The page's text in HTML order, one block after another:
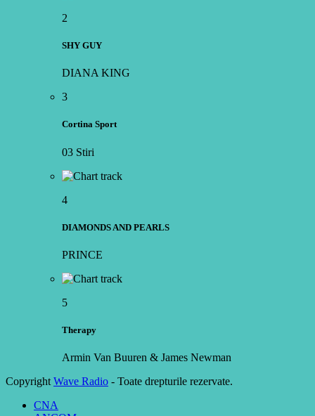
2
SHY GUY
DIANA KING
3
Cortina Sport
03 Stiri
4
DIAMONDS AND PEARLS
PRINCE
5
Therapy
Armin Van Buuren & James Newman
Copyright Wave Radio - Toate drepturile rezervate.
CNA